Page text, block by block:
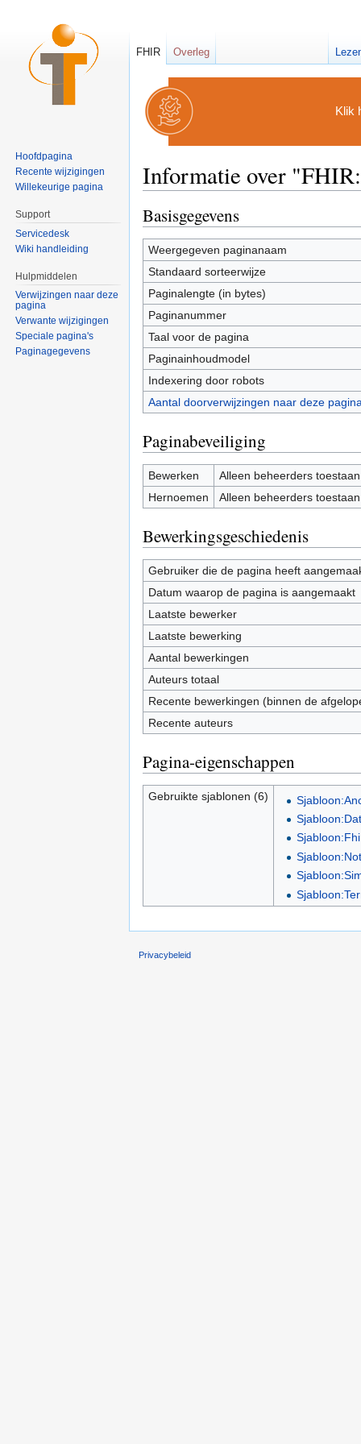
Klik
Informatie over
Basisgegevens
Weergegeven paginanaam
Standaard sorteerwijze
Paginalengte (in bytes)
Paginanummer
Taal voor de pagina
Paginainhoudmodel
Indexering door robots
Aantal doorverwijzingen naar deze
Paginabeveiliging
Bewerken
Alleen beheerders
Hernoemen
Alleen beheerders
Bewerkingsgeschiedenis
Gebruiker die de pagina heeft
Datum waarop de pagina is aangemaakt
Laatste bewerker
Laatste bewerking
Aantal bewerkingen
Auteurs totaal
Recente bewerkingen (binnen de
Recente auteurs
Pagina-eigenschappen
Gebruikte sjablonen (6)
FHIR Overleg
Hoofdpagina
Recente wijzigingen
Willekeurige pagina
Support
Servicedesk
Wiki handleiding
Hulpmiddelen
Verwijzingen naar deze
pagina
Verwante wijzigingen
Speciale pagina's
Paginagegevens
Privacybeleid